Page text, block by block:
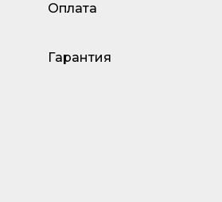
Оплата
Гарантия